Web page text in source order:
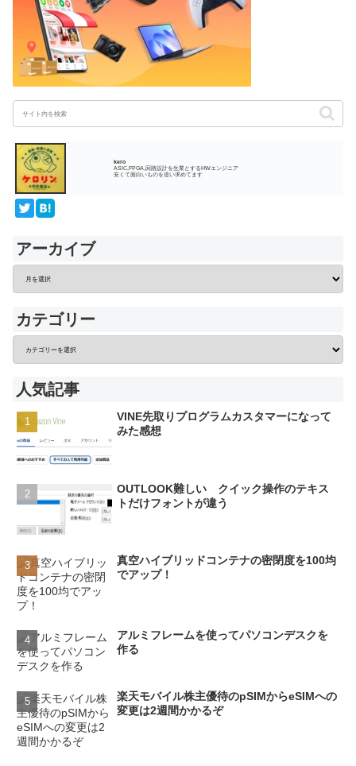
kero
ASIC,FPGA,回路設計を生業とするHWエンジニア
安くて面白いものを追い求めてます
アーカイブ
カテゴリー
人気記事
VINE先取りプログラムカスタマーになって
みた感想
OUTLOOK難しい クイック操作のテキス
トだけフォントが違う
真空ハイブリッドコンテナの密閉度を100均
でアップ！
アルミフレームを使ってパソコンデスクを
作る
楽天モバイル株主優待のpSIMからeSIMへの
変更は2週間かかるぞ